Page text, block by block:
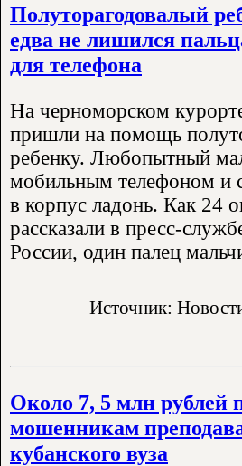
Полуторагодовалый
едва не лишился
для телефона
На черноморском
пришли на помощь
ребенку. Любопытный
мобильным телефоном и
в корпус ладонь. Как 24
рассказали в пресс-
России, один палец
Источник:
Около 7, 5 млн рублей
мошенникам
кубанского вуза